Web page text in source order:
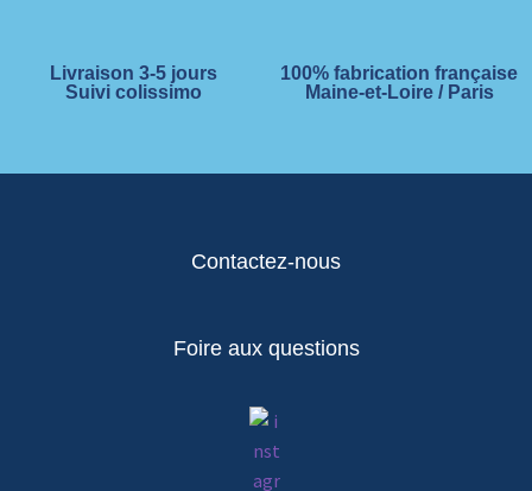
Livraison 3-5 jours
Suivi colissimo
100% fabrication française
Maine-et-Loire / Paris
Contactez-nous
Foire aux questions